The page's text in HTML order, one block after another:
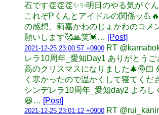
石です👏👏👏✨✨明日のやる気がぐ
これぞPくんとアイドルの関係ッ
の感想、莉嘉かわのじょかわのコメ
願いします🥰🙏笑💓… [Post]
2021-12-25 23:00:57 +0900 RT
レラ10周年_愛知Day1 ありがとうご
高のクリスマスになりました🎄🎅🏻
く寒かったので温かくして寝てくだ
シンデレラ10周年_愛知day2 よろし
😆… [Post]
2021-12-25 23:01:12 +0900 RT